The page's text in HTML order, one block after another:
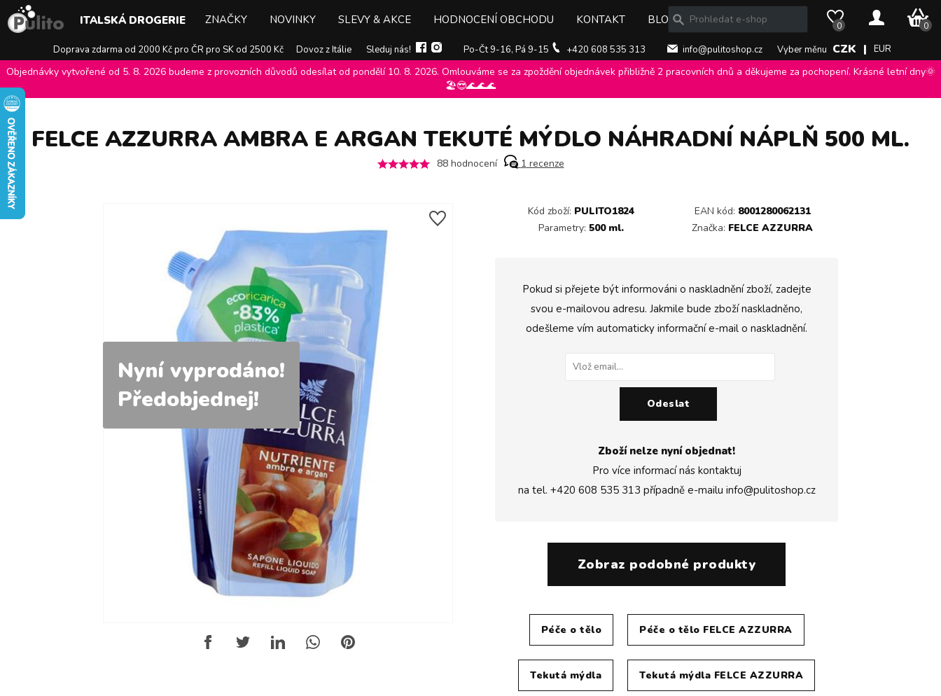
Doprava zdarma od 2000 Kč pro ČR pro SK od 2500 Kč Dovoz z Itálie Sleduj nás! Po-Čt 9-16, Pá 9-15 +420 608 535 313 info@pulitoshop.cz Vyber měnu CZK | EUR
ITALSKÁ DROGERIE ZNAČKY NOVINKY SLEVY & AKCE HODNOCENÍ OBCHODU KONTAKT BLOG 0 0
0 Kč
Objednávky vytvořené od 5. 8. 2026 budeme z provozních důvodů odesílat od pondělí 10. 8. 2026. Omlouváme se za zpoždění objednávek přibližně 2 pracovních dnů a děkujeme za pochopení. Krásné letní dny🌞
🏖️😎🌊🌊🌊
E-shop Pulito Felce azzurra Tekutá mýdla felce azzurra Felce Azzurra Ambra e Argan tekuté mýdlo náhradní náplň 500 ml.
FELCE AZZURRA AMBRA E ARGAN TEKUTÉ MÝDLO NÁHRADNÍ NÁPLŇ 500 ML.
88hodnocení 1 recenze
Nyní vyprodáno!
Předobjednej!
Kód zboží: PULITO1824 EAN kód: 8001280062131
Parametry: 500 ml. Značka: FELCE AZZURRA
Pokud si přejete být informováni o naskladnění zboží, zadejte
svou e-mailovou adresu. Jakmile bude zboží naskladněno,
odešleme vím automaticky informační e-mail o naskladnění.
Odeslat
Zboží nelze nyní objednat!
Pro více informací nás kontaktuj
na tel. +420 608 535 313 případně e-mailu info@pulitoshop.cz
Zobraz podobné produkty
Péče o tělo Péče o tělo FELCE AZZURRA
Tekutá mýdla Tekutá mýdla FELCE AZZURRA